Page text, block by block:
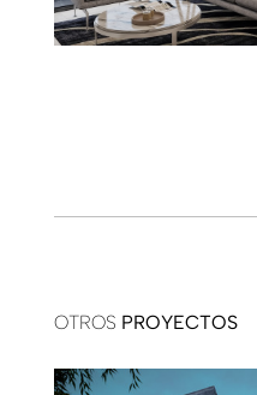
OTROS PROYECTOS